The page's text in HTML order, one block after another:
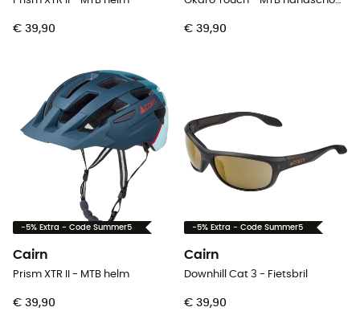
€ 39,90 € 39,90
-5% Extra - Code Summer5
Cairn
Prism XTR II - MTB helm
€ 39,90
-5% Extra - Code Summer5
Cairn
Downhill Cat 3 - Fietsbril
€ 39,90